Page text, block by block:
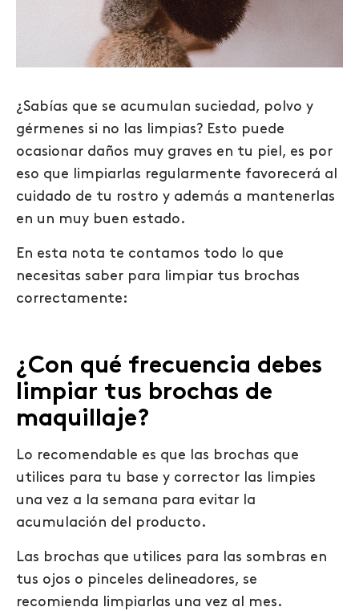
¿Sabías que se acumulan suciedad, polvo y
gérmenes si no las limpias? Esto puede
ocasionar daños muy graves en tu piel, es por
eso que limpiarlas regularmente favorecerá al
cuidado de tu rostro y además a mantenerlas
en un muy buen estado.
En esta nota te contamos todo lo que
necesitas saber para limpiar tus brochas
correctamente:
¿Con qué frecuencia debes
limpiar tus brochas de
maquillaje?
Lo recomendable es que las brochas que
utilices para tu base y corrector las limpies
una vez a la semana para evitar la
acumulación del producto.
Las brochas que utilices para las sombras en
tus ojos o pinceles delineadores, se
recomienda limpiarlas una vez al mes.